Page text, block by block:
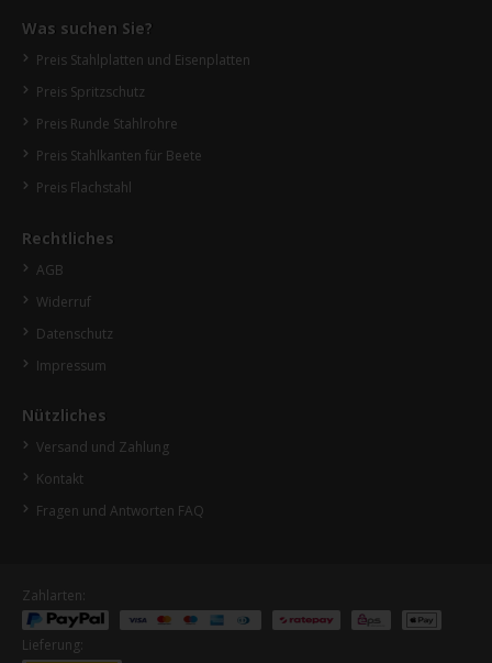
Was suchen Sie?
Preis Stahlplatten und Eisenplatten
Preis Spritzschutz
Preis Runde Stahlrohre
Preis Stahlkanten für Beete
Preis Flachstahl
Rechtliches
AGB
Widerruf
Datenschutz
Impressum
Nützliches
Versand und Zahlung
Kontakt
Fragen und Antworten FAQ
Zahlarten:
Lieferung: